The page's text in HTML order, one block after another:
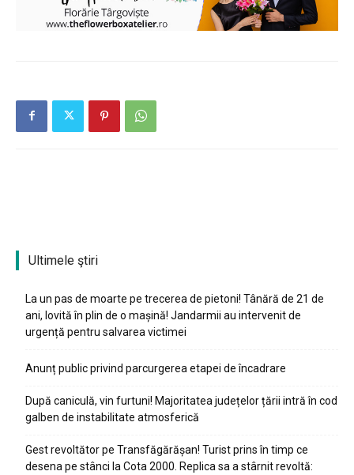
Ultimele ştiri
La un pas de moarte pe trecerea de pietoni! Tânără de 21 de
ani, lovită în plin de o mașină! Jandarmii au intervenit de
urgență pentru salvarea victimei
Anunț public privind parcurgerea etapei de încadrare
După caniculă, vin furtuni! Majoritatea județelor țării intră în cod
galben de instabilitate atmosferică
Gest revoltător pe Transfăgărășan! Turist prins în timp ce
desena pe stânci la Cota 2000. Replica sa a stârnit revoltă: